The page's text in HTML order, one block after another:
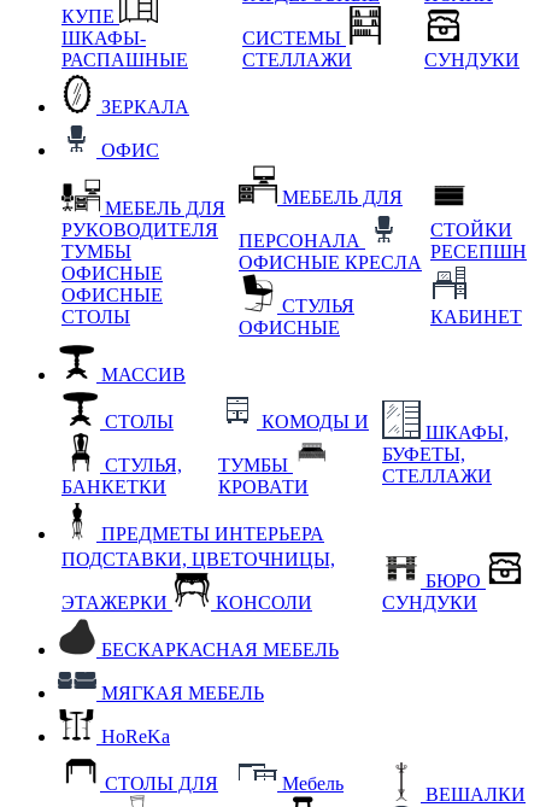
КУПЕ
ШКАФЫ-
РАСПАШНЫЕ
СИСТЕМЫ
СТЕЛЛАЖИ
СУНДУКИ
ЗЕРКАЛА
ОФИС
МЕБЕЛЬ ДЛЯ
РУКОВОДИТЕЛЯ
ТУМБЫ
ОФИСНЫЕ
ОФИСНЫЕ
СТОЛЫ
МЕБЕЛЬ ДЛЯ
ПЕРСОНАЛА
ОФИСНЫЕ КРЕСЛА
СТУЛЬЯ
ОФИСНЫЕ
СТОЙКИ
РЕСЕПШН
КАБИНЕТ
МАССИВ
СТОЛЫ
СТУЛЬЯ,
БАНКЕТКИ
КОМОДЫ И
ТУМБЫ
КРОВАТИ
ШКАФЫ,
БУФЕТЫ,
СТЕЛЛАЖИ
ПРЕДМЕТЫ ИНТЕРЬЕРА
ПОДСТАВКИ, ЦВЕТОЧНИЦЫ,
ЭТАЖЕРКИ КОНСОЛИ
БЮРО
СУНДУКИ
БЕСКАРКАСНАЯ МЕБЕЛЬ
МЯГКАЯ МЕБЕЛЬ
HoReKa
СТОЛЫ ДЛЯ Мебель
ВЕШАЛКИ